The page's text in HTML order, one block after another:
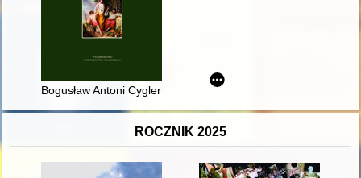
Bogusław Antoni Cygler (1936-2020) - wybitny znawca
ROCZNIK 2025